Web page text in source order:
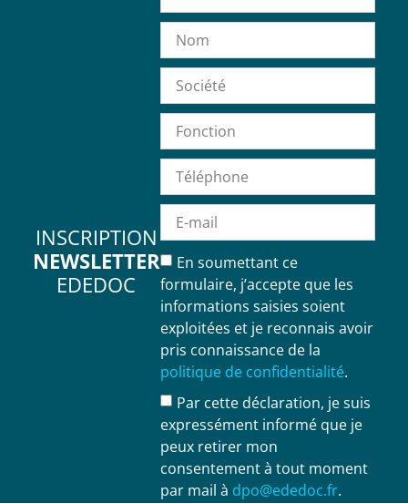
INSCRIPTION
NEWSLETTER
EDEDOC
En soumettant ce
formulaire, j’accepte que les
informations saisies soient
exploitées et je reconnais avoir
pris connaissance de la
politique de confidentialité.
Par cette déclaration, je suis
expressément informé que je
peux retirer mon
consentement à tout moment
par mail à dpo@ededoc.fr.